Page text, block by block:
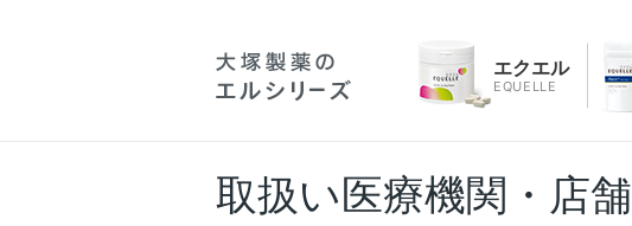
エクエル
EQUELLE
取扱い医療機関・店舗